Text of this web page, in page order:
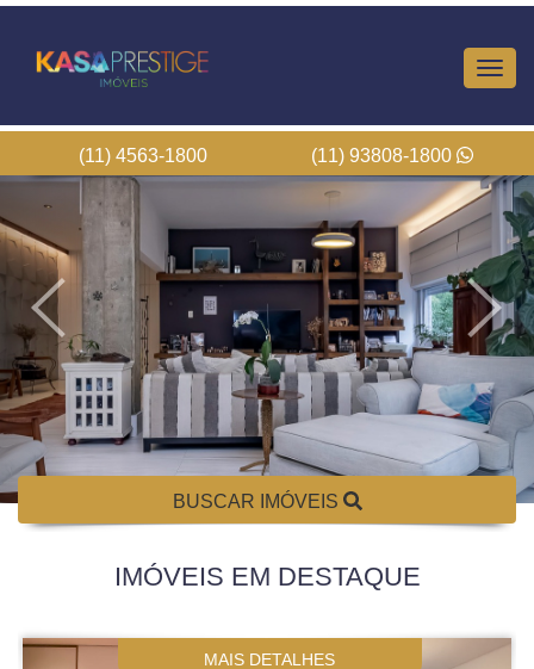
(11) 4563-1800 (11) 93808-1800
BUSCAR IMÓVEIS
IMÓVEIS EM DESTAQUE
MAIS DETALHES